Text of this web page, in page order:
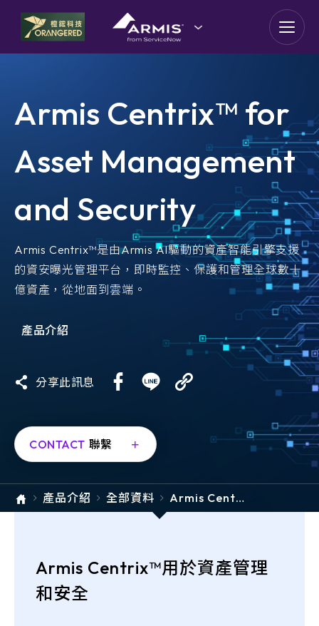
TeamT5 杜浦數位安全
QSAN 廣盛科技
MENLO SECURITY
SSH Communications
Security
Armis Centrix™ for
Asset Management
and Security
Armis Centrix™是由Armis AI驅動的資產智能引擎支援
的資安曝光管理平台，即時監控、保護和管理全球數十
億資產，從地面到雲端。
產品介紹
分享此訊息
CONTACT 聯繫
產品介紹 全部資料
Armis Centri
x™ for Asset
Armis Centrix™用於資產管理
和安全